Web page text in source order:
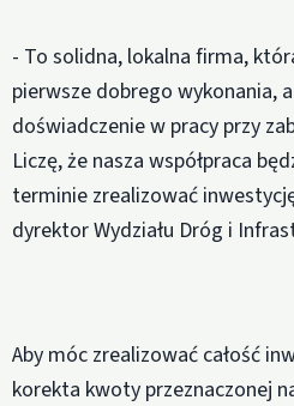
- To solidna, lokalna firma,
pierwsze dobrego wykonania,
doświadczenie w pracy przy
Liczę, że nasza współpraca
terminie zrealizować
dyrektor Wydziału Dróg i
Aby móc zrealizować całość
korekta kwoty przeznaczonej